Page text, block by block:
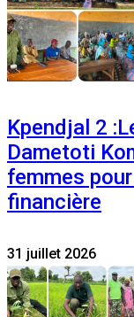
Kpendjal 2
Dametoti
femmes
financière
31 juillet 2026